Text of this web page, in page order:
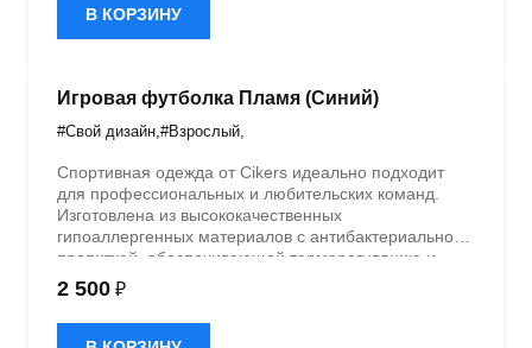
В КОРЗИНУ
Игровая футболка Пламя (Синий)
#Свой дизайн #Взрослый
Спортивная одежда от Cikers идеально подходит
для профессиональных и любительских команд.
Изготовлена из высококачественных
гипоаллергенных материалов с антибактериальной
пропиткой, обеспечивающей терморегуляцию и
быстрое влагоотведение. Одежда обладает
эластичностью в 5 направлениях и стильным
дизайном.
2 500 ₽